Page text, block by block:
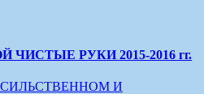
РУКИ 2015-2016 гг.
И